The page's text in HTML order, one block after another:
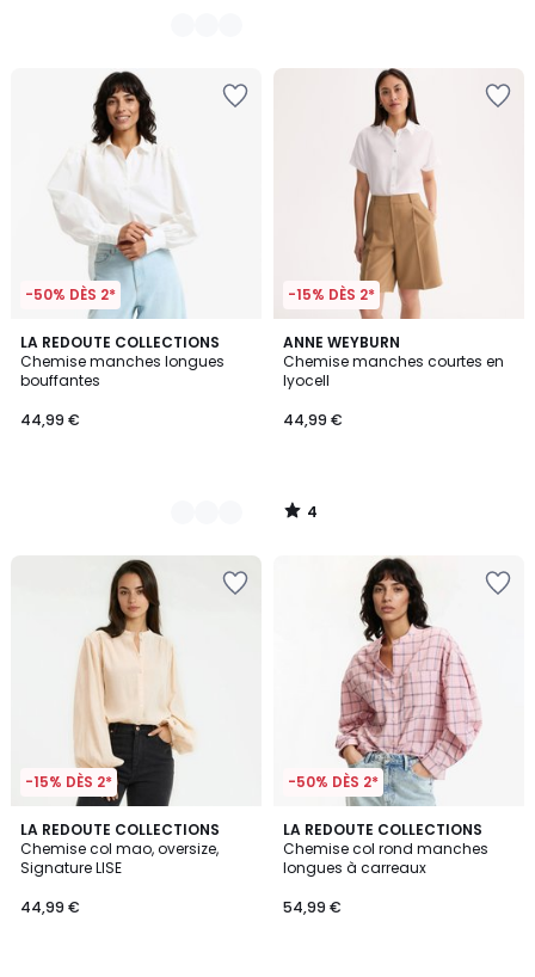
-50% DÈS 2*
LA REDOUTE COLLECTIONS
Chemise manches longues
bouffantes
44,99 €
2
Couleurs
-15% DÈS 2*
ANNE WEYBURN
Chemise manches courtes en
lyocell
44,99 €
4
/
5
4
/
-15% DÈS 2*
LA REDOUTE COLLECTIONS
Chemise col mao, oversize,
Signature LISE
44,99 €
4,5
/ 5
3
Couleurs
-50% DÈS 2*
LA REDOUTE COLLECTIONS
Chemise col rond manches
longues à carreaux
54,99 €
5
/
5